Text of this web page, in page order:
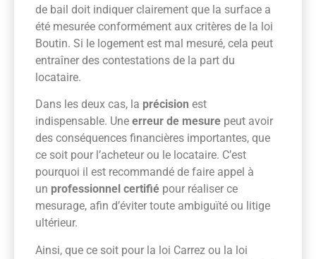
de bail doit indiquer clairement que la surface a
été mesurée conformément aux critères de la loi
Boutin. Si le logement est mal mesuré, cela peut
entraîner des contestations de la part du
locataire.
Dans les deux cas, la précision est
indispensable. Une erreur de mesure peut avoir
des conséquences financières importantes, que
ce soit pour l’acheteur ou le locataire. C’est
pourquoi il est recommandé de faire appel à
un professionnel certifié pour réaliser ce
mesurage, afin d’éviter toute ambiguïté ou litige
ultérieur.
Ainsi, que ce soit pour la loi Carrez ou la loi